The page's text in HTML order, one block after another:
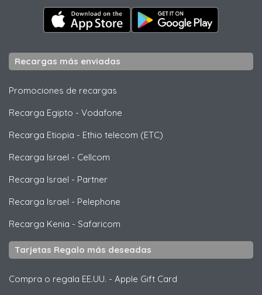
Recargas más enviadas
Promociones de recargas
Recarga Egipto - Vodafone
Recarga Etiopia - Ethio telecom (ETC)
Recarga Israel - Cellcom
Recarga Israel - Partner
Recarga Israel - Pelephone
Recarga Kenia - Safaricom
Tarjetas Regalo más deseadas
Compra o regala EE.UU. - Apple Gift Card